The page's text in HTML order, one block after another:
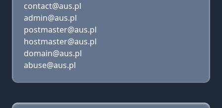
contact@aus.pl
admin@aus.pl
postmaster@aus.pl
hostmaster@aus.pl
domain@aus.pl
abuse@aus.pl